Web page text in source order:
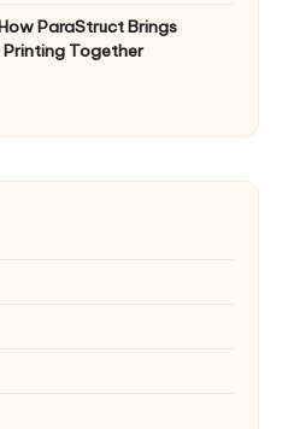
ParaStruct Brings
Printing Together